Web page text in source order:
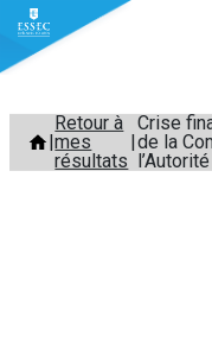
Aller
contenu
Retour à
mes
résultats
Crise
de la